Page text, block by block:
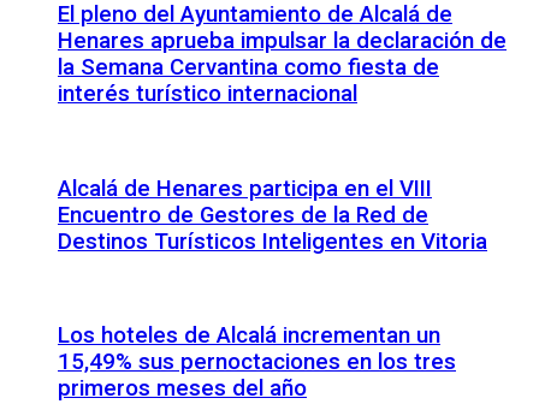
El pleno del Ayuntamiento de Alcalá de
Henares aprueba impulsar la declaración de
la Semana Cervantina como fiesta de
interés turístico internacional
Alcalá de Henares participa en el VIII
Encuentro de Gestores de la Red de
Destinos Turísticos Inteligentes en Vitoria
Los hoteles de Alcalá incrementan un
15,49% sus pernoctaciones en los tres
primeros meses del año